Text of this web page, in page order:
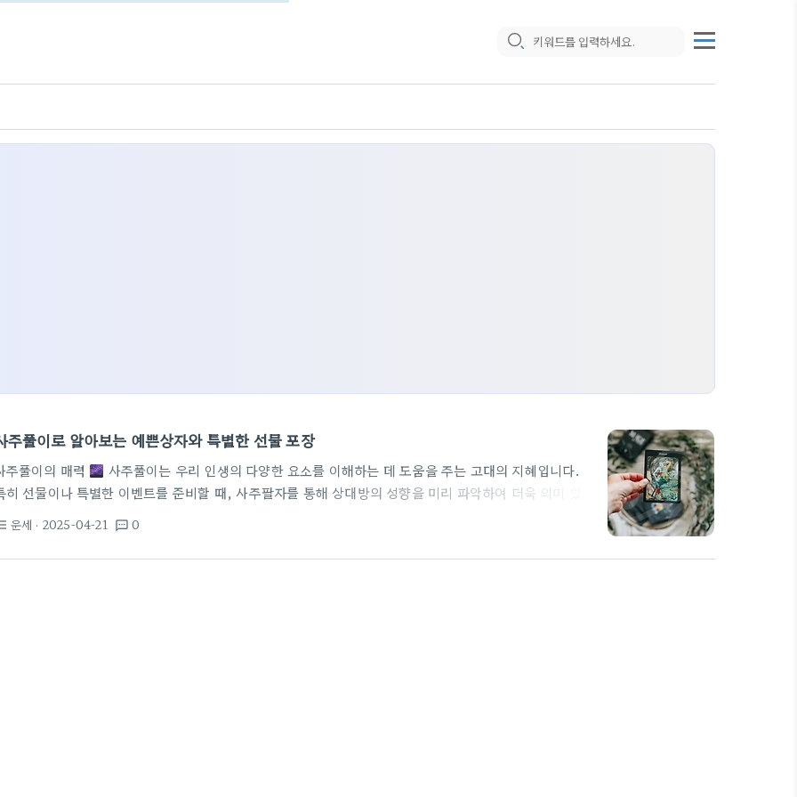
주풀이로 알아보는 예쁜상자와 특별한 선물 포장
주풀이의 매력
사주풀이는 우리 인생의 다양한 요소를 이해하는 데 도움을 주는 고대의 지혜입니다.
히 선물이나 특별한 이벤트를 준비할 때, 사주팔자를 통해 상대방의 성향을 미리 파악하여 더욱 의미 있
는 아이템을 선택하면, 그 선물이 더 특별하다는 느낌을 줄 수 있습니다.
에서도 사주풀이는 많은 인기를 끌고 있습니다. 특히 금전적 요소나 좋은 기운을 촉진하는 요소를 활용하
운세 · 2025-04-21 textsms 0